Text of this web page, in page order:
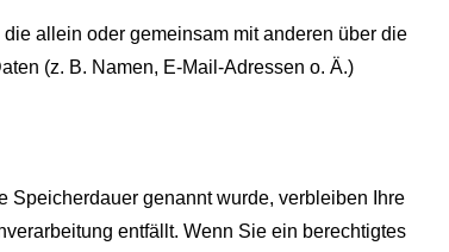
allein oder gemeinsam mit anderen über die
(z. B. Namen, E-Mail-Adressen o. Ä.)
genannt wurde, verbleiben Ihre
entfällt. Wenn Sie ein berechtigtes